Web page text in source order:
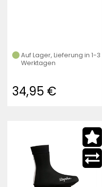
Auf Lager, Lieferung in 1-3
Werktagen
34,95 €